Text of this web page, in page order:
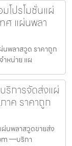
โปรโมชั่นแผ่
ศ แผ่นพลา
พลาสวูด ราคาถูก
หน่าย แผ
ริการจัดส่งแผ่
าค ราคาถูก
นพลาสวูดขายส่ง
—บริกา